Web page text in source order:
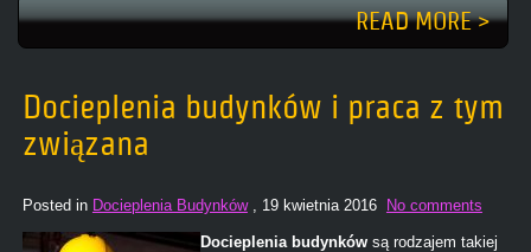
READ MORE >
Docieplenia budynków i praca z tym
związana
Posted in Docieplenia Budynków , 19 kwietnia 2016 No comments
Docieplenia budynkówsą rodzajem takiej